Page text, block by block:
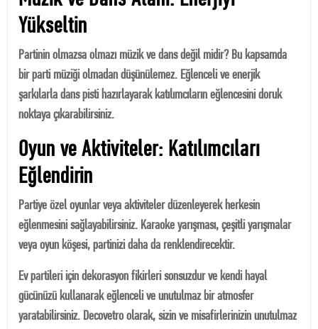
Yükseltin
Partinin olmazsa olmazı müzik ve dans değil midir? Bu kapsamda
bir parti müziği olmadan düşünülemez. Eğlenceli ve enerjik
şarkılarla dans pisti hazırlayarak katılımcıların eğlencesini doruk
noktaya çıkarabilirsiniz.
Oyun ve Aktiviteler: Katılımcıları
Eğlendirin
Partiye özel oyunlar veya aktiviteler düzenleyerek herkesin
eğlenmesini sağlayabilirsiniz. Karaoke yarışması, çeşitli yarışmalar
veya oyun köşesi, partinizi daha da renklendirecektir.
Ev partileri için dekorasyon fikirleri sonsuzdur ve kendi hayal
gücünüzü kullanarak eğlenceli ve unutulmaz bir atmosfer
yaratabilirsiniz. Decovetro olarak, sizin ve misafirlerinizin unutulmaz